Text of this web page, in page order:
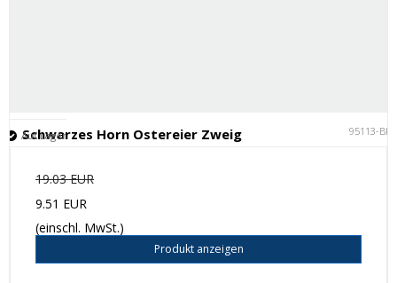
Schwarzes Horn Ostereier Zweig 95113-BK
Auf Lager
19.03 EUR
9.51 EUR
(einschl. MwSt.)
Produkt anzeigen